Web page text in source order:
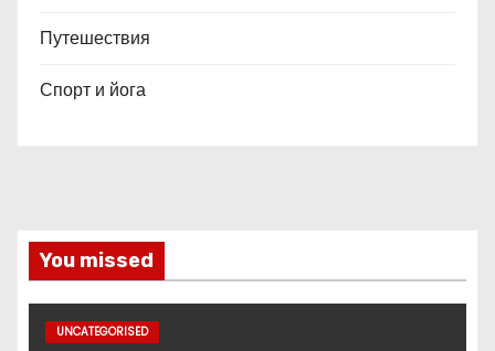
Путешествия
Спорт и йога
You missed
UNCATEGORISED